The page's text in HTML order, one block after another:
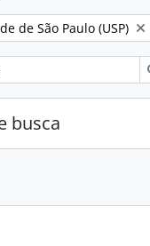
de São Paulo (USP)
busca